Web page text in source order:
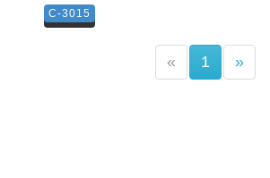
C-3015
« 1 (current)
»